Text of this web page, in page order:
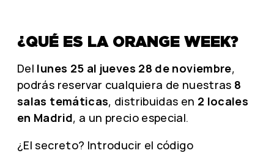
¿QUÉ ES LA ORANGE WEEK?
Del lunes 25 al jueves 28 de noviembre,
podrás reservar cualquiera de nuestras 8
salas temáticas, distribuidas en 2 locales
en Madrid, a un precio especial.
¿El secreto? Introducir el código